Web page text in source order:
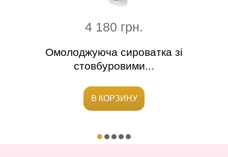
4 180 грн.
Омолоджуюча сироватка зі
стовбуровими...
В КОРЗИНУ